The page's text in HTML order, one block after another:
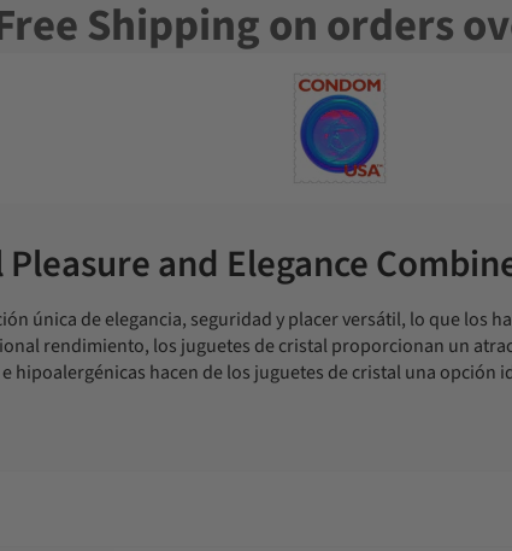
Shipping on orders
and Elegance
única de elegancia, seguridad y placer versátil, lo que los
rendimiento, los juguetes de cristal proporcionan un
hacen de los juguetes de cristal una